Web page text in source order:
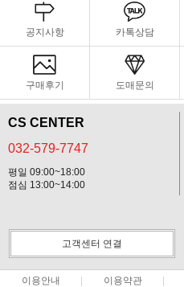
공지사항 카톡상담
구매후기 도매문의
CS CENTER
032-579-7747
평일 09:00~18:00
점심 13:00~14:00
고객센터 연결
이용안내 이용약관